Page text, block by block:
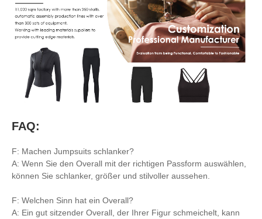
FAQ:
F: Machen Jumpsuits schlanker?
A: Wenn Sie den Overall mit der richtigen Passform auswählen,
können Sie schlanker, größer und stilvoller aussehen.
F: Welchen Sinn hat ein Overall?
A: Ein gut sitzender Overall, der Ihrer Figur schmeichelt, kann